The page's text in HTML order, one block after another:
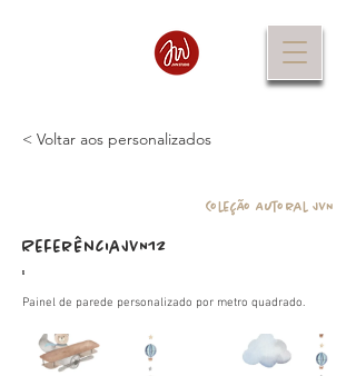
< Voltar aos personalizados
Coleção Autoral JVN
Referência
:
JVN12
Painel de parede personalizado por metro quadrado.